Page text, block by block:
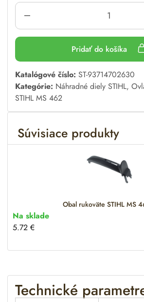
Pridať do košíka
A
l
t
e
n
a
Katalógové číslo: ST-93714702630
Kategórie: Náhradné diely STIHL,
STIHL MS 462
Súvisiace produkty
Obal rukoväte STIHL MS
Na sklade
5.72 €
Technické